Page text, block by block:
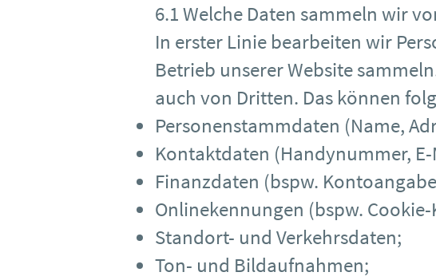
6.1 Welche Daten sammeln wir
In erster Linie bearbeiten wir
Betrieb unserer Website
auch von Dritten. Das können
Personenstammdaten (Name,
Kontaktdaten (Handynummer, E-
Finanzdaten (bspw.
Onlinekennungen (bspw. Cookie-
Standort- und Verkehrsdaten;
Ton- und Bildaufnahmen;